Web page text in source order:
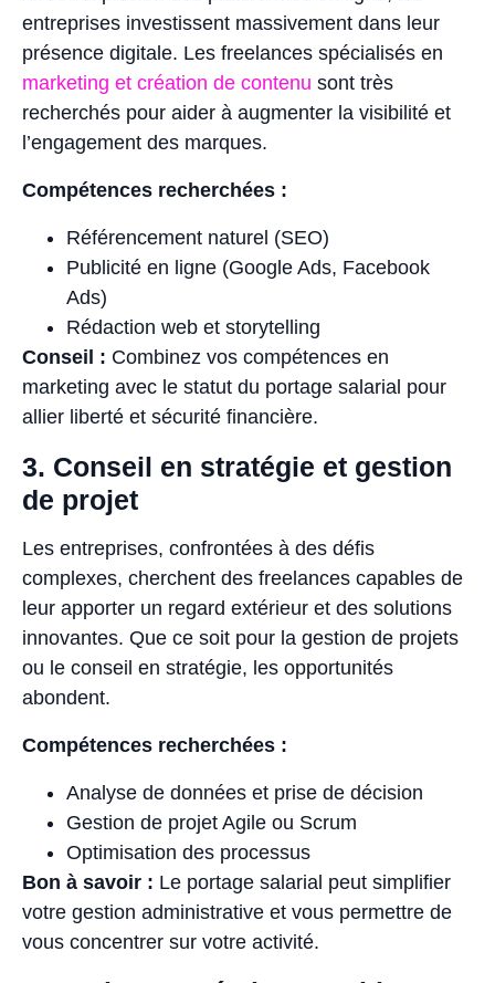
entreprises investissent massivement dans leur
présence digitale. Les freelances spécialisés en
marketing et création de contenu sont très
recherchés pour aider à augmenter la visibilité et
l’engagement des marques.
Compétences recherchées :
Référencement naturel (SEO)
Publicité en ligne (Google Ads, Facebook
Ads)
Rédaction web et storytelling
Conseil : Combinez vos compétences en
marketing avec le statut du portage salarial pour
allier liberté et sécurité financière.
3. Conseil en stratégie et gestion
de projet
Les entreprises, confrontées à des défis
complexes, cherchent des freelances capables de
leur apporter un regard extérieur et des solutions
innovantes. Que ce soit pour la gestion de projets
ou le conseil en stratégie, les opportunités
abondent.
Compétences recherchées :
Analyse de données et prise de décision
Gestion de projet Agile ou Scrum
Optimisation des processus
Bon à savoir : Le portage salarial peut simplifier
votre gestion administrative et vous permettre de
vous concentrer sur votre activité.